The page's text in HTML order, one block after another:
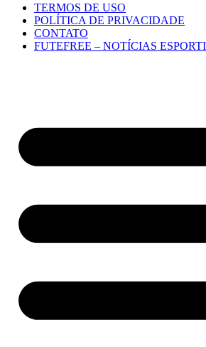
TERMOS DE USO
POLÍTICA DE PRIVACIDADE
CONTATO
FUTEFREE – NOTÍCIAS